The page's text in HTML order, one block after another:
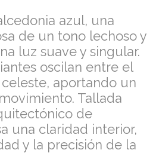
azul, una
de un tono lechoso y
luz suave y singular.
oscilan entre el
aportando un
Tallada
de
una claridad interior,
y la precisión de la